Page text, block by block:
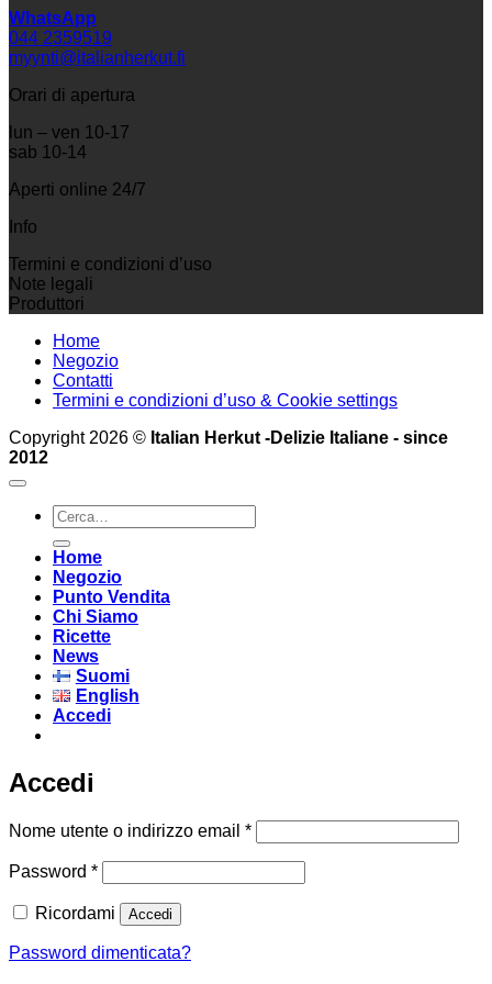
WhatsApp
044 2359519
myynti@italianherkut.fi
Orari di apertura
lun – ven 10-17
sab 10-14
Aperti online 24/7
Info
Termini e condizioni d’uso
Note legali
Produttori
Home
Negozio
Contatti
Termini e condizioni d’uso & Cookie settings
Copyright 2026 © Italian Herkut -Delizie Italiane - since
2012
Cerca:
Home
Negozio
Punto Vendita
Chi Siamo
Ricette
News
Suomi
English
Accedi
Accedi
Nome utente o indirizzo email *Richiesto
Password *Richiesto
Ricordami Accedi
Password dimenticata?